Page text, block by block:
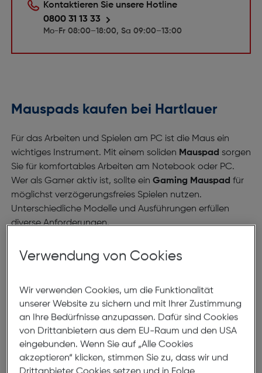
Kontaktieren Sie unsere Hotline
0800 31 13 33
Mo-Fr 08:00–18:00, Sa 09:00–13:00
Mauspads kaufen bei Hartlauer
Für das Arbeiten und Spielen am PC ist die Maus ein
wichtiges Instrument. Mit einem soliden Mauspad sorgen
Sie für komfortables Arbeiten am Notebook oder PC.
Wer als Gamer aktiv ist, sollte ein Gaming Mauspad für
möglichst verzögerungsfreies Spielen nutzen.
Unterschiedliche Modelle und Ausführungen erfüllen
diverse Anforderungen.
Mauspads sind ein wichtiges Computerzubehör, weil
sie die Präzision Ihrer Computer-Maus verbessern.
privaten Gebrauch gibt es auch spezielle Gaming
Mauspads, die beim Spielen die
Reaktionsgeschwindigkeit positiv beeinflussen.
Hartlauer bietet Ihnen hochwertige Mauspads
renommierter Marken wie Razer, Cooler Master, oder
Verwendung von Cookies
Wir verwenden Cookies, um die Funktionalität
unserer Website zu sichern und mit Ihrer Zustimmung
an Ihre Bedürfnisse anzupassen. Dafür sind Cookies
von Drittanbietern aus dem EU-Raum und den USA
eingebunden. Wenn Sie auf „Alle Cookies
akzeptieren“ klicken, stimmen Sie zu, dass wir und